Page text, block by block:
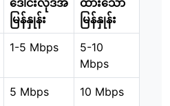
ဒေါင်းလုဒ်အ
မြန်နှုန်း
ထားသော
မြန်နှုန်း
1-5 Mbps
5-10
Mbps
5 Mbps 10 Mbps